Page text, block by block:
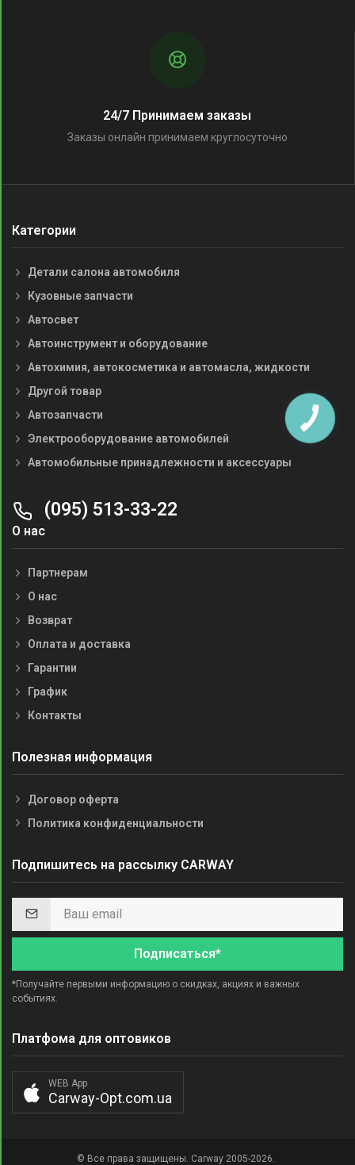
24/7 Принимаем заказы
Заказы онлайн принимаем круглосуточно
Категории
Детали салона автомобиля
Кузовные запчасти
Автосвет
Автоинструмент и оборудование
Автохимия, автокосметика и автомасла, жидкости
Другой товар
Автозапчасти
Электрооборудование автомобилей
Автомобильные принадлежности и аксессуары
(095) 513-33-22
О нас
Партнерам
О нас
Возврат
Оплата и доставка
Гарантии
График
Контакты
Полезная информация
Договор оферта
Политика конфиденциальности
Подпишитесь на рассылку CARWAY
Подписаться*
*Получайте первыми информацию о скидках, акциях и важных
событиях.
Платфома для оптовиков
WEB App
Carway-Opt.com.ua
© Все права защищены. Carway 2005-2026.